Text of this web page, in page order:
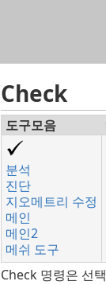
Check
도구모음
분석
진단
지오메트리 수정
메인
메인2
메쉬 도구
Check 명령은 선